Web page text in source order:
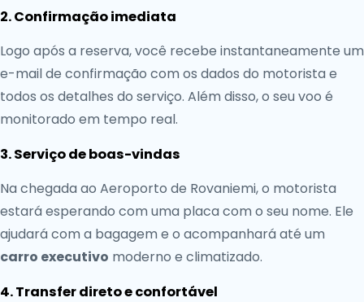
2. Confirmação imediata
Logo após a reserva, você recebe instantaneamente um
e-mail de confirmação com os dados do motorista e
todos os detalhes do serviço. Além disso, o seu voo é
monitorado em tempo real.
3. Serviço de boas-vindas
Na chegada ao Aeroporto de Rovaniemi, o motorista
estará esperando com uma placa com o seu nome. Ele
ajudará com a bagagem e o acompanhará até um
carro executivo moderno e climatizado.
4. Transfer direto e confortável